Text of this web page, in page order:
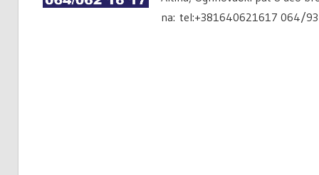
na: tel:+381640621617 064/